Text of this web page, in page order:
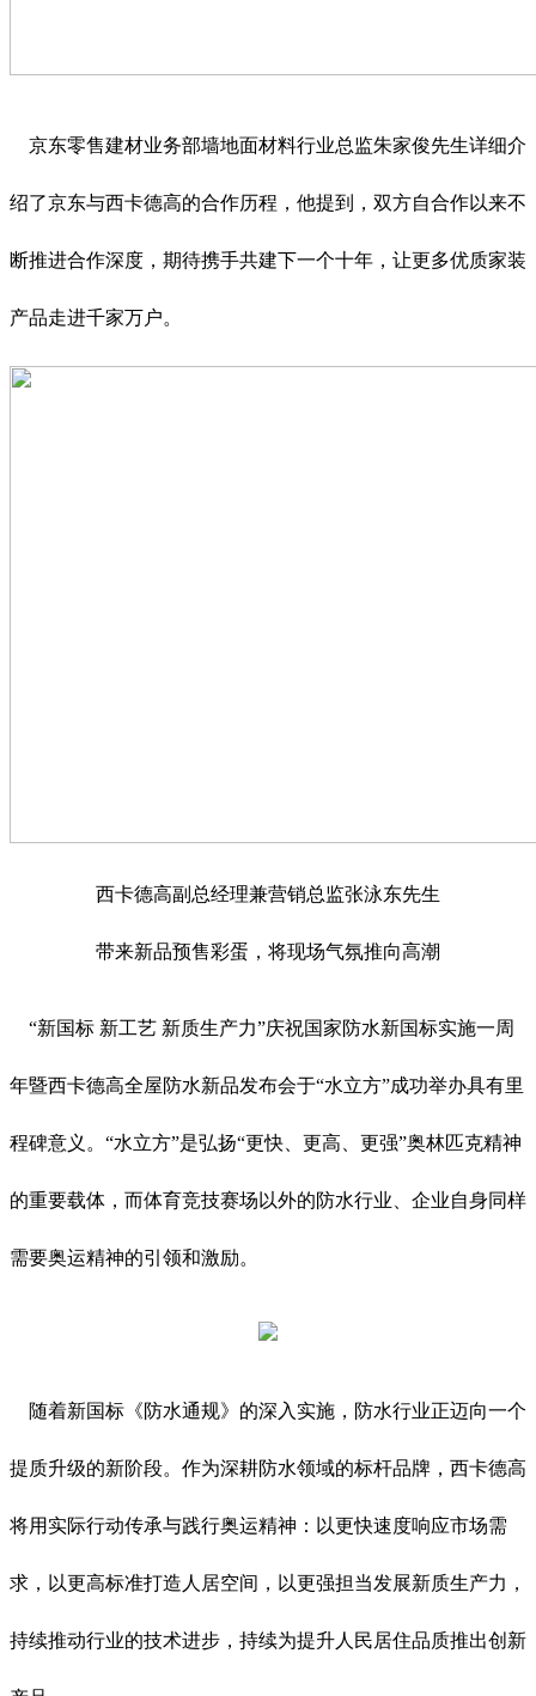
京东零售建材业务部墙地面材料行业总监朱家俊先生详细介
绍了京东与西卡德高的合作历程，他提到，双方自合作以来不
断推进合作深度，期待携手共建下一个十年，让更多优质家装
产品走进千家万户。
西卡德高副总经理兼营销总监张泳东先生
带来新品预售彩蛋，将现场气氛推向高潮
“新国标 新工艺 新质生产力”庆祝国家防水新国标实施一周
年暨西卡德高全屋防水新品发布会于“水立方”成功举办具有里
程碑意义。“水立方”是弘扬“更快、更高、更强”奥林匹克精神
的重要载体，而体育竞技赛场以外的防水行业、企业自身同样
需要奥运精神的引领和激励。
随着新国标《防水通规》的深入实施，防水行业正迈向一个
提质升级的新阶段。作为深耕防水领域的标杆品牌，西卡德高
将用实际行动传承与践行奥运精神：以更快速度响应市场需
求，以更高标准打造人居空间，以更强担当发展新质生产力，
持续推动行业的技术进步，持续为提升人民居住品质推出创新